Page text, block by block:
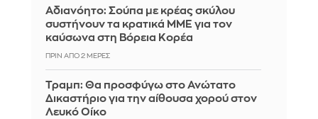
Αδιανόητο: Σούπα με κρέας σκύλου
συστήνουν τα κρατικά ΜΜΕ για τον
καύσωνα στη Βόρεια Κορέα
ΠΡΙΝ ΑΠΌ 2 ΜΈΡΕΣ
Τραμπ: Θα προσφύγω στο Ανώτατο
Δικαστήριο για την αίθουσα χορού στον
Λευκό Οίκο